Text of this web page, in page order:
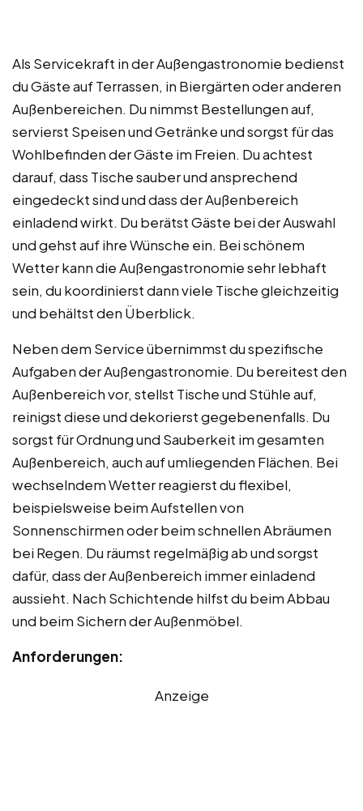
Als Servicekraft in der Außengastronomie bedienst
du Gäste auf Terrassen, in Biergärten oder anderen
Außenbereichen. Du nimmst Bestellungen auf,
servierst Speisen und Getränke und sorgst für das
Wohlbefinden der Gäste im Freien. Du achtest
darauf, dass Tische sauber und ansprechend
eingedeckt sind und dass der Außenbereich
einladend wirkt. Du berätst Gäste bei der Auswahl
und gehst auf ihre Wünsche ein. Bei schönem
Wetter kann die Außengastronomie sehr lebhaft
sein, du koordinierst dann viele Tische gleichzeitig
und behältst den Überblick.
Neben dem Service übernimmst du spezifische
Aufgaben der Außengastronomie. Du bereitest den
Außenbereich vor, stellst Tische und Stühle auf,
reinigst diese und dekorierst gegebenenfalls. Du
sorgst für Ordnung und Sauberkeit im gesamten
Außenbereich, auch auf umliegenden Flächen. Bei
wechselndem Wetter reagierst du flexibel,
beispielsweise beim Aufstellen von
Sonnenschirmen oder beim schnellen Abräumen
bei Regen. Du räumst regelmäßig ab und sorgst
dafür, dass der Außenbereich immer einladend
aussieht. Nach Schichtende hilfst du beim Abbau
und beim Sichern der Außenmöbel.
Anforderungen:
Anzeige